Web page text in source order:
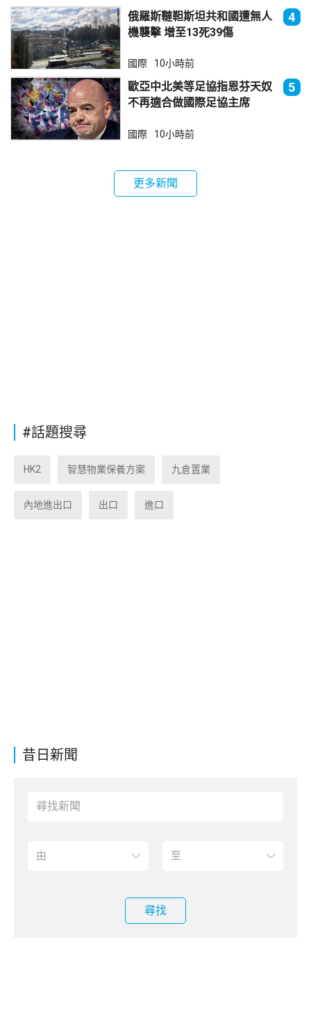
昔日新聞
尋找
俄羅斯韃靼斯坦共和國遭無人
機襲擊 增至13死39傷
4
國際 10小時前
歐亞中北美等足協指恩芬天奴
不再適合做國際足協主席
5
國際 10小時前
更多新聞
#話題搜尋
HK2 智慧物業保養方案 九倉置業
內地進出口 出口 進口